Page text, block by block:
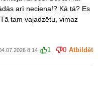
arī neciena!? Kā tā? Es
tam vajadzētu, vimaz
8:14 1 0 Atbildēt